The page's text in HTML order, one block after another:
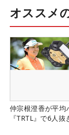
オススメ
仲宗根澄香が平均
『TRTL』で6人抜